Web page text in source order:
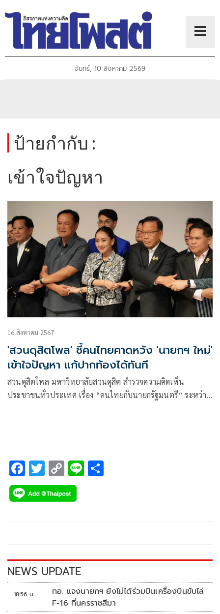
จันทร์, 10 สิงหาคม 2569
ป้ายกำกับ :
เข้าใจปัญหา
16 สิงหาคม 2567
'สวนดุสิตโพล' ชี้คนไทยคาดหวัง 'นายกฯ ใหม่'
เข้าใจปัญหา แก้ปากท้องได้ทันที
สวนดุสิตโพล มหาวิทยาลัยสวนดุสิต สำรวจความคิดเห็น
ประชาชนทั่วประเทศ เรื่อง “คนไทยกับนายกรัฐมนตรี” ระหว่าง
F
ac
e
k
T
wi
tt
C
o
p
k
Li
NEWS UPDATE
18:56 น.
ทอ. แจงนายกฯ ยังไม่ได้ร่วมบินเครื่องบินขับไล่
F-16 ที่นครราชสีมา